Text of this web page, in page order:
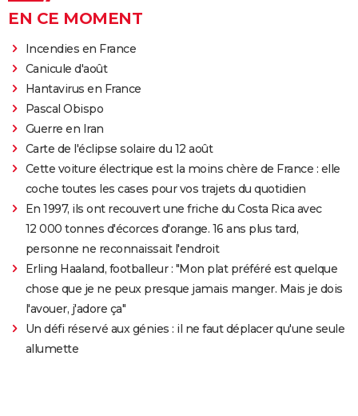
EN CE MOMENT
Incendies en France
Canicule d'août
Hantavirus en France
Pascal Obispo
Guerre en Iran
Carte de l'éclipse solaire du 12 août
Cette voiture électrique est la moins chère de France : elle
coche toutes les cases pour vos trajets du quotidien
En 1997, ils ont recouvert une friche du Costa Rica avec
12 000 tonnes d'écorces d'orange. 16 ans plus tard,
personne ne reconnaissait l'endroit
Erling Haaland, footballeur : "Mon plat préféré est quelque
chose que je ne peux presque jamais manger. Mais je dois
l'avouer, j'adore ça"
Un défi réservé aux génies : il ne faut déplacer qu'une seule
allumette